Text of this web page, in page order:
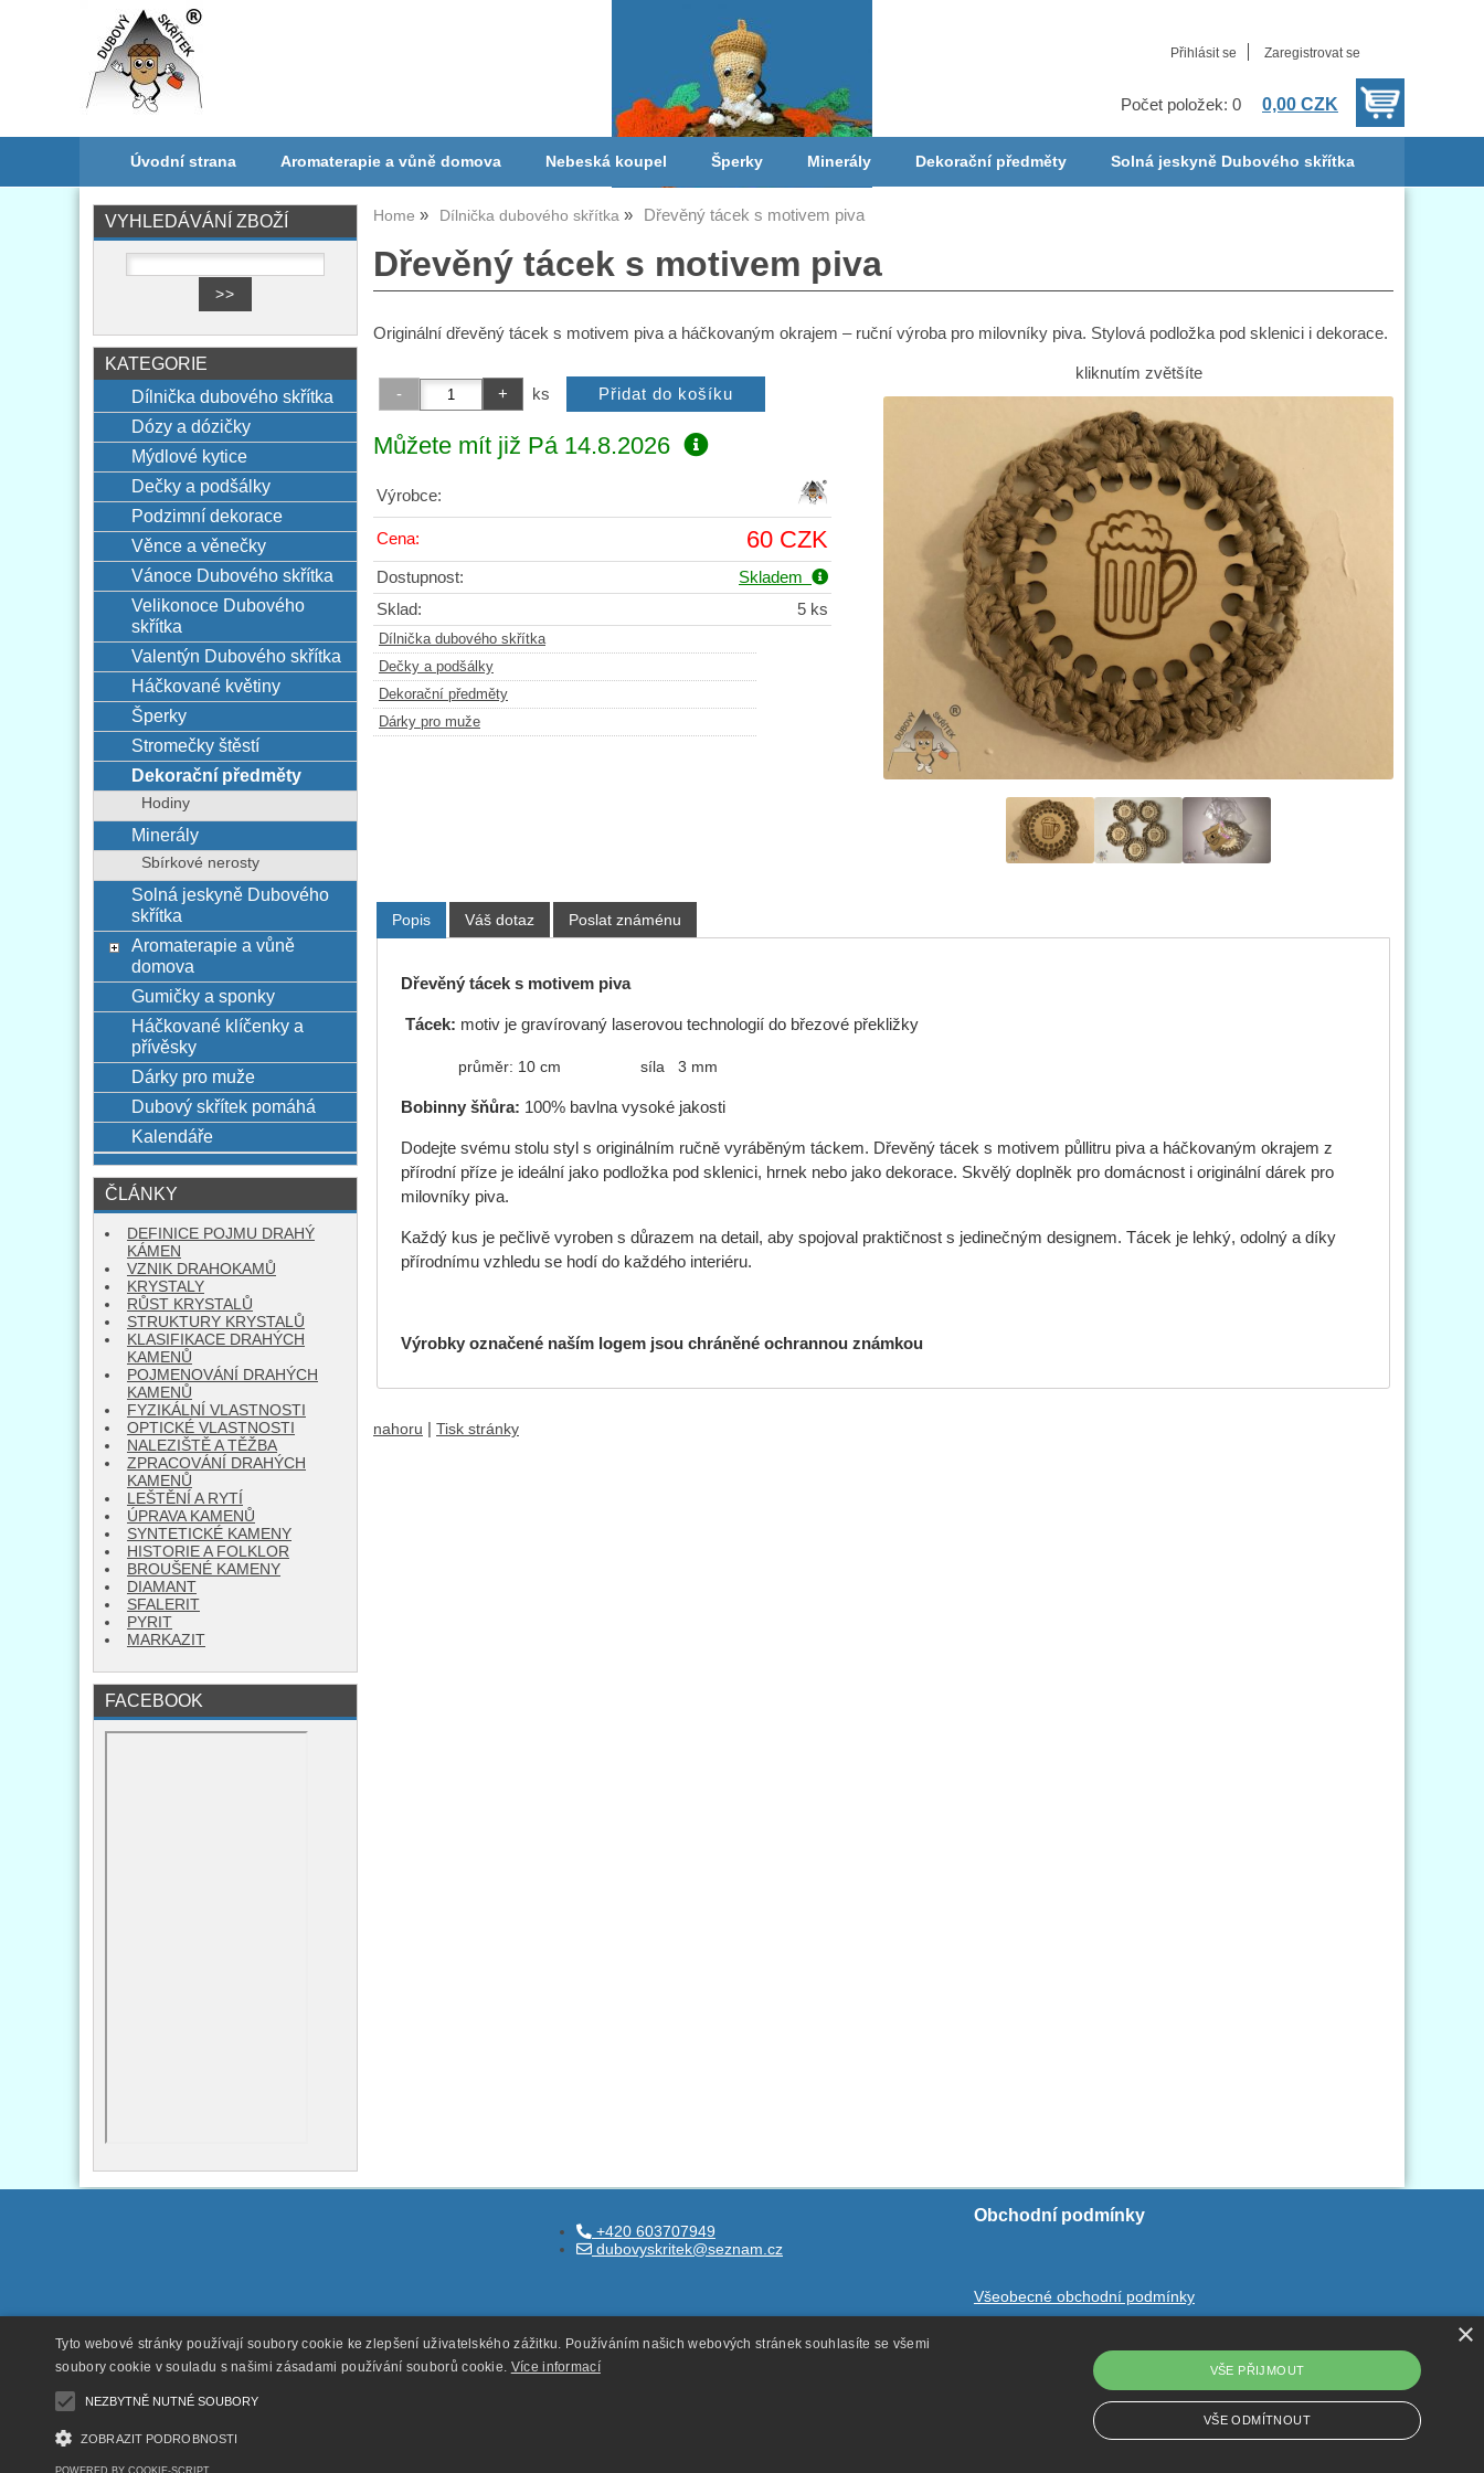
Přihlásit se Zaregistrovat se
Počet položek: 0 0,00 CZK
Úvodní strana Aromaterapie a vůně domova Nebeská koupel Šperky Minerály Dekorační předměty Solná jeskyně Dubového skřítka
Home Dílnička dubového skřítka Dřevěný tácek s motivem piva
Dřevěný tácek s motivem piva
Originální dřevěný tácek s motivem piva a háčkovaným okrajem – ruční výroba pro milovníky piva. Stylová podložka pod sklenici i dekorace.
kliknutím zvětšíte
ks
Můžete mít již Pá 14.8.2026
Výrobce:
Cena: 60 CZK
Dostupnost:
Skladem
Sklad:
5 ks
Dílnička dubového skřítka
Dečky a podšálky
Dekorační předměty
Dárky pro muže
Popis Váš dotaz Poslat známénu
Dřevěný tácek s motivem piva
Tácek: motiv je gravírovaný laserovou technologií do březové překližky
průměr: 10 cm síla 3 mm
Bobinny šňůra: 100% bavlna vysoké jakosti
Dodejte svému stolu styl s originálním ručně vyráběným táckem. Dřevěný tácek s motivem půllitru piva a háčkovaným okrajem z
přírodní příze je ideální jako podložka pod sklenici, hrnek nebo jako dekorace. Skvělý doplněk pro domácnost i originální dárek pro
milovníky piva.
Každý kus je pečlivě vyroben s důrazem na detail, aby spojoval praktičnost s jedinečným designem. Tácek je lehký, odolný a díky
přírodnímu vzhledu se hodí do každého interiéru.
Výrobky označené naším logem jsou chráněné ochrannou známkou
nahoru Tisk stránky
VYHLEDÁVÁNÍ ZBOŽÍ
KATEGORIE
Dílnička dubového skřítka
Dózy a dózičky
Mýdlové kytice
Dečky a podšálky
Podzimní dekorace
Věnce a věnečky
Vánoce Dubového skřítka
Velikonoce Dubového
skřítka
Valentýn Dubového skřítka
Háčkované květiny
Šperky
Stromečky štěstí
Dekorační předměty
Hodiny
Minerály
Sbírkové nerosty
Solná jeskyně Dubového
skřítka
Aromaterapie a vůně
domova
Gumičky a sponky
Háčkované klíčenky a
přívěsky
Dárky pro muže
Dubový skřítek pomáhá
Kalendáře
ČLÁNKY
DEFINICE POJMU DRAHÝ
KÁMEN
VZNIK DRAHOKAMŮ
KRYSTALY
RŮST KRYSTALŮ
STRUKTURY KRYSTALŮ
KLASIFIKACE DRAHÝCH
KAMENŮ
POJMENOVÁNÍ DRAHÝCH
KAMENŮ
FYZIKÁLNÍ VLASTNOSTI
OPTICKÉ VLASTNOSTI
NALEZIŠTĚ A TĚŽBA
ZPRACOVÁNÍ DRAHÝCH
KAMENŮ
LEŠTĚNÍ A RYTÍ
ÚPRAVA KAMENŮ
SYNTETICKÉ KAMENY
HISTORIE A FOLKLOR
BROUŠENÉ KAMENY
DIAMANT
SFALERIT
PYRIT
MARKAZIT
FACEBOOK
+420 603707949
dubovyskritek@seznam.cz
Obchodní podmínky
Všeobecné obchodní podmínky
Odstoupení od smlouvy
×
Tyto webové stránky používají soubory cookie ke zlepšení uživatelského zážitku. Používáním našich webových stránek souhlasíte se všemi
soubory cookie v souladu s našimi zásadami používání souborů cookie. Více informací
NEZBYTNĚ NUTNÉ SOUBORY
ZOBRAZIT PODROBNOSTI
VŠE PŘIJMOUT
VŠE ODMÍTNOUT
POWERED BY COOKIE-SCRIPT